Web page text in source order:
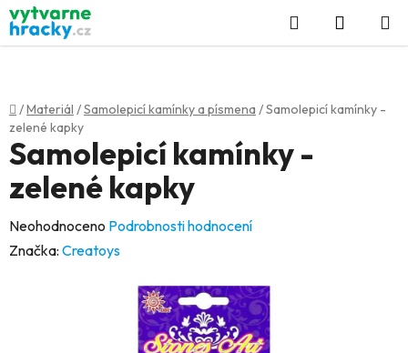
Přejít
na
obsah
Hledat
KOŠÍK
Domů
/Materiál /Samolepicí kamínky a písmena /Samolepicí kamínky -
zelené kapky
Samolepicí kamínky -
zelené kapky
Průměrné
hodnocení
Neohodnoceno Podrobnosti hodnocení
Značka: Creatoys